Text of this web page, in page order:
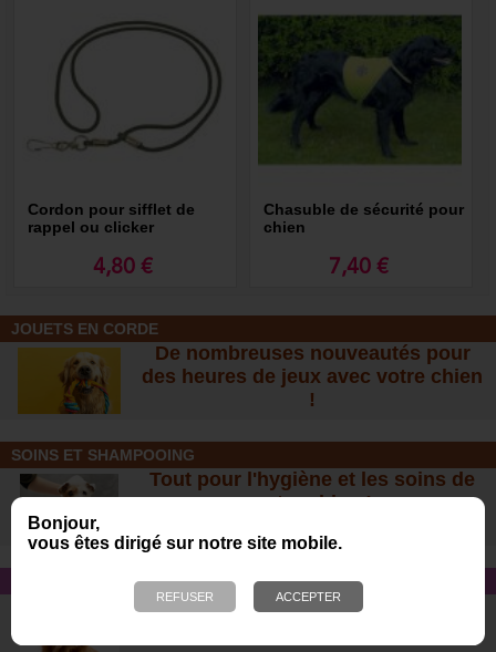
Bonjour,
vous êtes dirigé sur notre site mobile.
Cordon pour sifflet de
rappel ou clicker
4,80 €
Chasuble de sécurité pour
chien
7,40 €
JOUETS EN CORDE
De nombreuses nouveautés pour
des heures de jeux avec votre chien
!
SOINS ET SHAMPOOING
Tout pour l'hygiène et les soins de
votre chien !
CONSEIL SANTÉ
L’arthrose chez le chien :